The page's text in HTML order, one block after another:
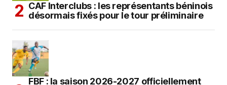
CAF Interclubs : les représentants béninois
désormais fixés pour le tour préliminaire
FBF : la saison 2026-2027 officiellement